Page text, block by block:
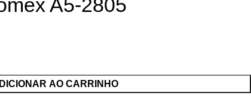
A5-2805
AO CARRINHO